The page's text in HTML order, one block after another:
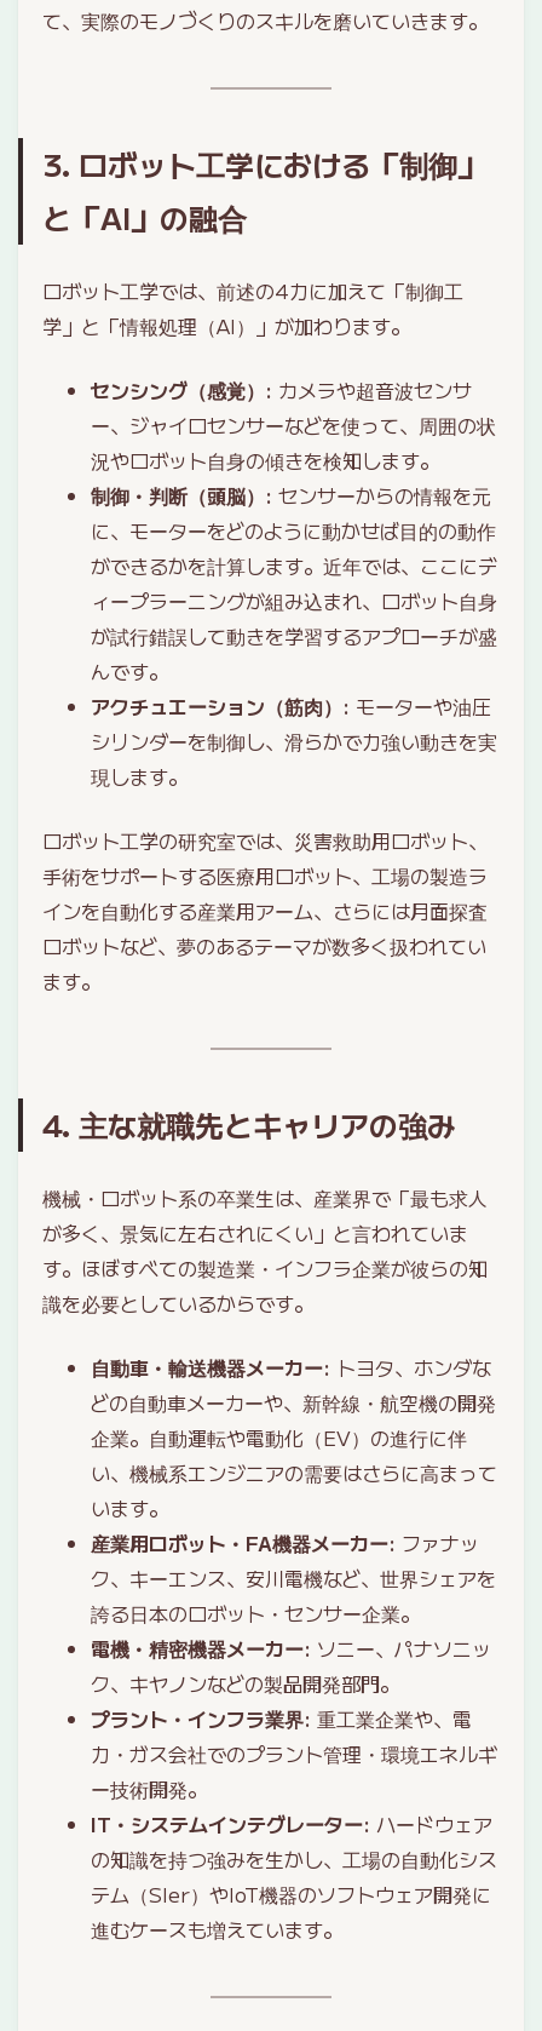
て、実際のモノづくりのスキルを磨いていきます。
3. ロボット工学における「制御」
と「AI」の融合
ロボット工学では、前述の4力に加えて「制御工
学」と「情報処理（AI）」が加わります。
センシング（感覚） : カメラや超音波センサ
ー、ジャイロセンサーなどを使って、周囲の状
況やロボット自身の傾きを検知します。
制御・判断（頭脳） : センサーからの情報を元
に、モーターをどのように動かせば目的の動作
ができるかを計算します。近年では、ここにデ
ィープラーニングが組み込まれ、ロボット自身
が試行錯誤して動きを学習するアプローチが盛
んです。
アクチュエーション（筋肉） : モーターや油圧
シリンダーを制御し、滑らかで力強い動きを実
現します。
ロボット工学の研究室では、災害救助用ロボット、
手術をサポートする医療用ロボット、工場の製造ラ
インを自動化する産業用アーム、さらには月面探査
ロボットなど、夢のあるテーマが数多く扱われてい
ます。
4. 主な就職先とキャリアの強み
機械・ロボット系の卒業生は、産業界で「最も求人
が多く、景気に左右されにくい」と言われていま
す。ほぼすべての製造業・インフラ企業が彼らの知
識を必要としているからです。
自動車・輸送機器メーカー: トヨタ、ホンダな
どの自動車メーカーや、新幹線・航空機の開発
企業。自動運転や電動化（EV）の進行に伴
い、機械系エンジニアの需要はさらに高まって
います。
産業用ロボット・FA機器メーカー: ファナッ
ク、キーエンス、安川電機など、世界シェアを
誇る日本のロボット・センサー企業。
電機・精密機器メーカー: ソニー、パナソニッ
ク、キヤノンなどの製品開発部門。
プラント・インフラ業界: 重工業企業や、電
力・ガス会社でのプラント管理・環境エネルギ
ー技術開発。
IT・システムインテグレーター: ハードウェア
の知識を持つ強みを生かし、工場の自動化シス
テム（SIer）やIoT機器のソフトウェア開発に
進むケースも増えています。